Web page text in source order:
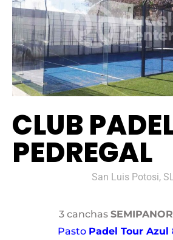
CLUB
PEDREGAL
San Luis Potosi,
3 canchas
Pasto Padel Tour Azul